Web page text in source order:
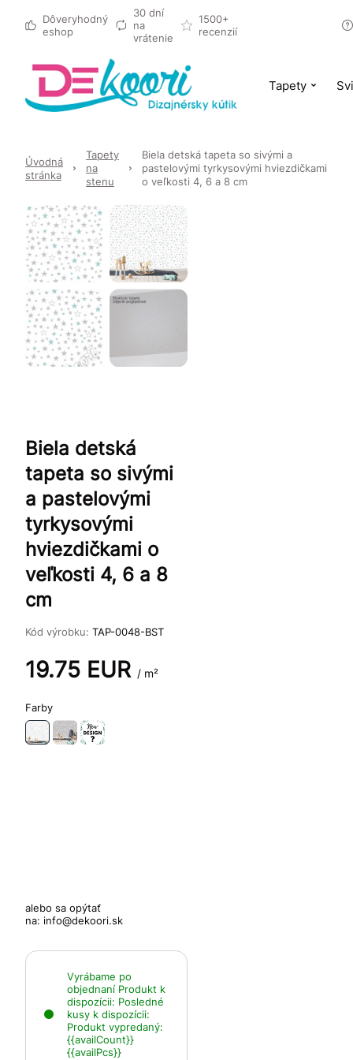
Dôveryhodný
eshop
30 dní
na
vrátenie
1500+
recenzií
Tapety
Úvodná
stránka
Tapety
na
stenu
Biela detská tapeta so sivými a
pastelovými tyrkysovými hviezdičkami
o veľkosti 4, 6 a 8 cm
Biela detská
tapeta so sivými
a pastelovými
tyrkysovými
hviezdičkami o
veľkosti 4, 6 a 8
cm
Kód výrobku: TAP-0048-BST
19.75 EUR / m²
Farby
alebo sa opýtať
na: info@dekoori.sk
Vyrábame po
objednaní Produkt k
dispozícii: Posledné
kusy k dispozícii:
Produkt vypredaný:
{{availCount}}
{{availPcs}}